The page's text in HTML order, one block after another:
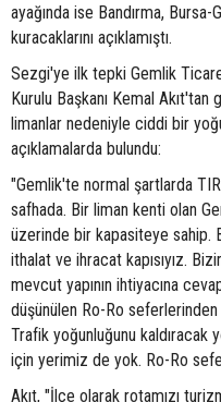
ayağında ise Bandırma,
kuracaklarını açıklamıştı.
Sezgi'ye ilk tepki Gemlik
Kurulu Başkanı Kemal
limanlar nedeniyle ciddi bir
açıklamalarda bulundu:
"Gemlik'te normal şartlarda
safhada. Bir liman kenti olan
üzerinde bir kapasiteye sahip.
ithalat ve ihracat kapısıyız.
mevcut yapının ihtiyacına
düşünülen Ro-Ro
Trafik yoğunluğunu kaldıracak
için yerimiz de yok. Ro-Ro
Akıt, "İlçe olarak rotamızı